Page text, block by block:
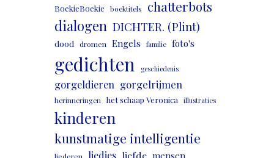
BoekieBoekie boektitels chatterbots
dialogen DICHTER. (Plint)
dood dromen Engels familie foto's
gedichten geschiedenis
gorgeldieren gorgelrijmen
herinneringen het schaap Veronica illustraties
kinderen
kunstmatige intelligentie
liedjes liefde